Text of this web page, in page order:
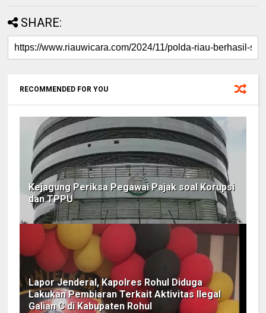
SHARE:
RECOMMENDED FOR YOU
Kejagung Periksa Pegawai Pajak soal Korupsi
dan TPPU
Lapor Jenderal, Kapolres Rohul Diduga
Lakukan Pembiaran Terkait Aktivitas Ilegal
Galian C di Kabupaten Rohul